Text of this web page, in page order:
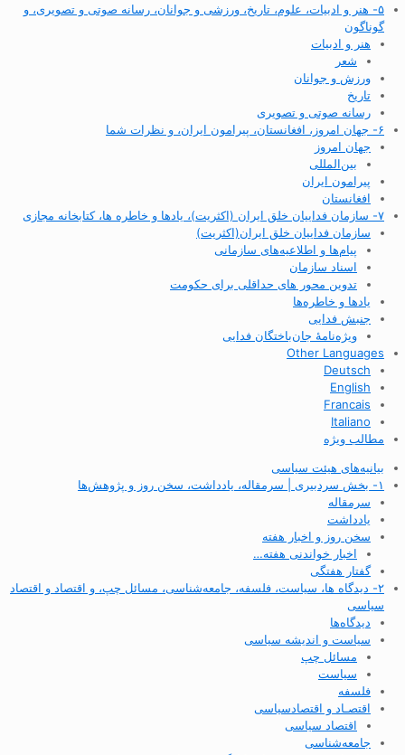
۵- هنر و ادبیات، علوم، تاریخ، ورزشی و جوانان، رسانه صوتی و تصویری، و
گوناگون
هنر و ادبیات
شعر
ورزش و جوانان
تاریخ
رسانه صوتی و تصویری
۶- جهان امروز، افغانستان، پیرامون ایران، و نظرات شما
جهان امروز
بین‌المللی
پیرامون ایران
افغانستان
۷- سازمان فداییان خلق ایران (اکثریت)، یادها و خاطره ها، کتابخانه مجازی
سازمان فداییان خلق ایران(اکثریت)
پیام‌ها و اطلاعیه‌های سازمانی
اسناد سازمان
تدوین محور های حداقلی برای حکومت
یادها و خاطره‌ها
جنبش فدایی
ویژه‌نامهٔ جان‌باختگان فدایی
Other Languages
Deutsch
English
Francais
Italiano
مطالب ویژه
بیانیه‌های هیئت سیاسی
۱- بخش سردبیری | سرمقاله، یادداشت، سخن روز و پژوهش‌ها
سرمقاله
یادداشت
سخن روز و اخبار هفته
اخبار خواندنی هفته…
گفتار هفتگی
۲- دیدگاه ها، سیاست، فلسفه، جامعه‌شناسی، مسائل چپ، و اقتصاد و اقتصاد
سیاسی
دیدگاه‌ها
سیاست و اندیشه سیاسی
مسائل چپ
سیاست
فلسفه
اقتصـاد و اقتصاد‌سیاسی
اقتصاد سیاسی
جامعه‌شناسی